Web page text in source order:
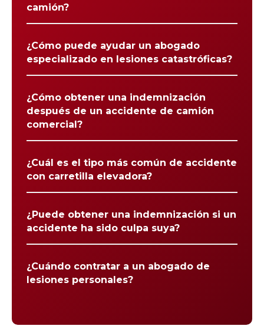
camión?
¿Cómo puede ayudar un abogado
especializado en lesiones catastróficas?
¿Cómo obtener una indemnización
después de un accidente de camión
comercial?
¿Cuál es el tipo más común de accidente
con carretilla elevadora?
¿Puede obtener una indemnización si un
accidente ha sido culpa suya?
¿Cuándo contratar a un abogado de
lesiones personales?